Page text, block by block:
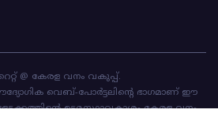
@ കേരള വനം വകുപ്പ്.
വെബ്-പോർട്ടലിന്റെ ഭാഗമാണ് ഈ
ഉടമസ്ഥാവകാശം കേരള വനം